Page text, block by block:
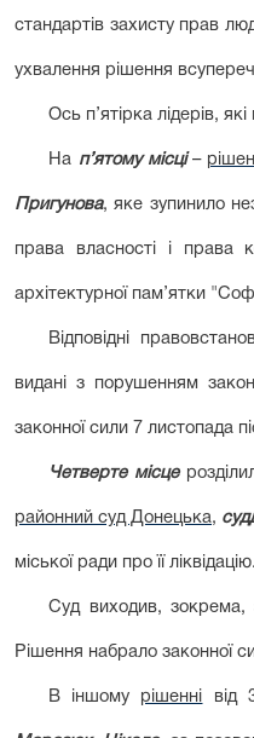
стандартів захисту прав
ухвалення рішення всупереч
Ось п’ятірка лідерів,
На п’ятому місці–
Пригунова, яке зупинило
права власності і права
архітектурної пам’ятки
Відповідні
видані з порушенням
законної сили 7 листопада
Четверте місце
районний суд Донецька,
міської ради про її ліквідацію.
Суд виходив, зокрема,
Рішення набрало законної
В іншому рішенні від